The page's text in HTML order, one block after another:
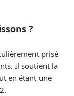
?
prisé
Il soutient la
en étant une